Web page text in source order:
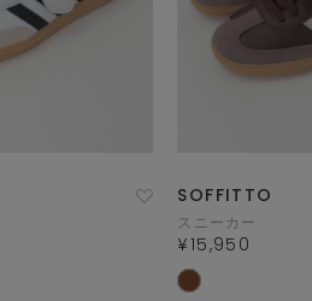
SOFFITTO
スニーカー
¥15,950